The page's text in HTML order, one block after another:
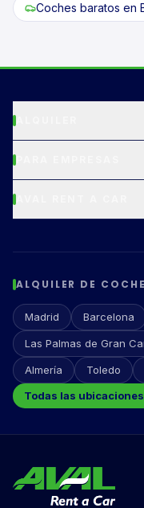
Coches baratos en
ALQUILER DE
Madrid Barcelona
Las Palmas de Gran
Almería Toledo
Todas las